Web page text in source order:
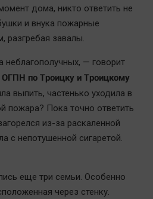
дома, никто ответить не
и внука пожарные
разгребая завалы.
— говорит
ОГПН по Троицку и Троицкому
выпить, частенько уходила в
пожара? Пока точно ответить
из-за раскаленной
с непотушенной сигаретой.
еще три семьи. Особенно
через стенку.